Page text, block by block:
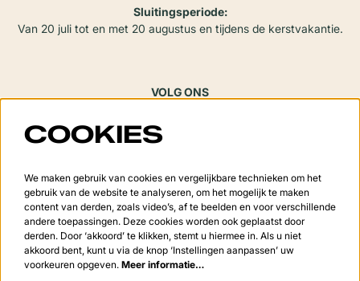
Sluitingsperiode:
Van 20 juli tot en met 20 augustus en tijdens de kerstvakantie.
VOLG ONS
Meld je aan voor de nieuwsbrief
Aanmelden
COOKIES
We maken gebruik van cookies en vergelijkbare technieken om het
gebruik van de website te analyseren, om het mogelijk te maken
content van derden, zoals video’s, af te beelden en voor verschillende
andere toepassingen. Deze cookies worden ook geplaatst door
derden. Door ‘akkoord’ te klikken, stemt u hiermee in. Als u niet
akkoord bent, kunt u via de knop ‘Instellingen aanpassen’ uw
voorkeuren opgeven. Meer informatie…